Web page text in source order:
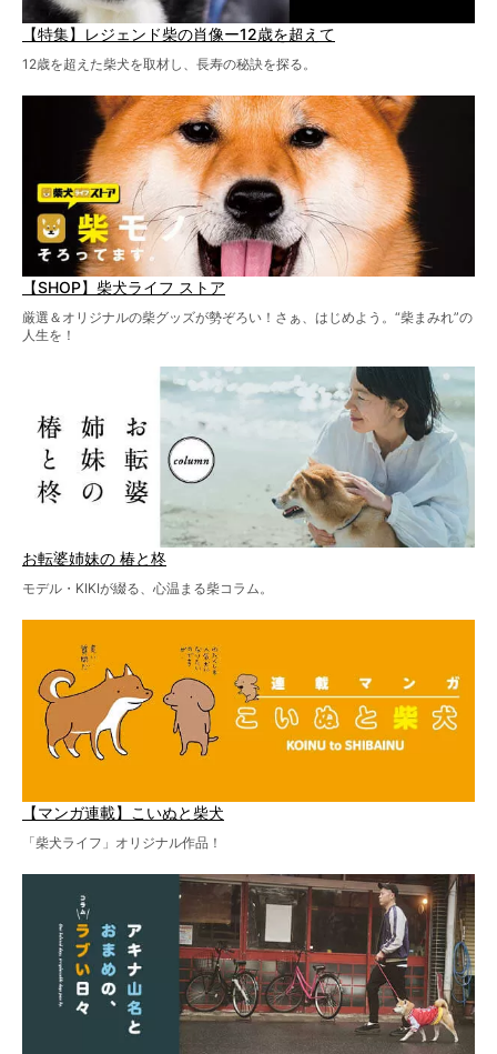
【特集】レジェンド柴の肖像ー12歳を超えて
12歳を超えた柴犬を取材し、長寿の秘訣を探る。
【SHOP】柴犬ライフ ストア
厳選＆オリジナルの柴グッズが勢ぞろい！さぁ、はじめよう。“柴まみれ”の
人生を！
お転婆姉妹の 椿と柊
モデル・KIKIが綴る、心温まる柴コラム。
【マンガ連載】こいぬと柴犬
「柴犬ライフ」オリジナル作品！